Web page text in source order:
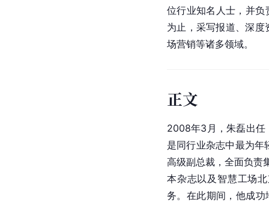
位行业知名人士，并负
为止，采写报道、深
场营销等诸多领域。
正文
2008年3月，朱磊出任
是同行业杂志中最为
高级副总裁，全面负责
本杂志以及智慧工场
务。在此期间，他成功